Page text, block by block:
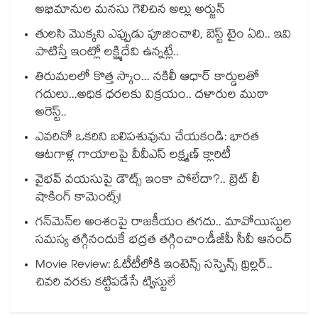
అభిమానుల మనసు గెలిచిన అల్లు అర్జున్
తులసి మొక్కని ఎప్పుడు పూజించాలి, బెస్ట్ టైం ఏది.. ఇవి
పాటిస్తే ఇంట్లో లక్ష్మిదేవి ఉన్నట్లే..
తిరుమలలో కొత్త స్కాం... నకిలీ ఆధార్ కార్డులతో
గదులు...అధిక ధరలకు విక్రయం.. దళారుల ముఠా
అరెస్ట్..
ఎవరినో ఒకరిని బలిపశువును చేయకండి: భారత
ఆటగాళ్ల గాయాలపై వీవీఎస్ లక్ష్మణ్ క్లారిటీ
వైభవ్ వయసుపై డౌట్స్ ఇంకా పోలేదా?.. బ్రెట్ లీ
షాకింగ్ కామెంట్స్!
గన్⁭మెన్⁭ల అంశంపై రాజకీయం తగదు.. మావోయిస్టుల
సమస్య తగ్గినందుకే భద్రత తగ్గించాం:డీజీపీ సీవీ ఆనంద్
Movie Review: ఓటీటీలోకి ఇంటెన్స్ సస్పెన్స్ థ్రిల్లర్..
చివరి వరకు కట్టిపడేసే ట్విస్టులే